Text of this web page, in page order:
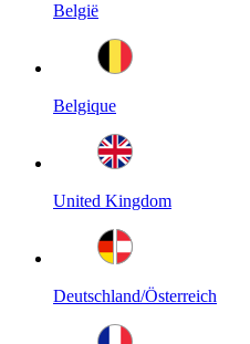
België
Belgique
United Kingdom
Deutschland/Österreich